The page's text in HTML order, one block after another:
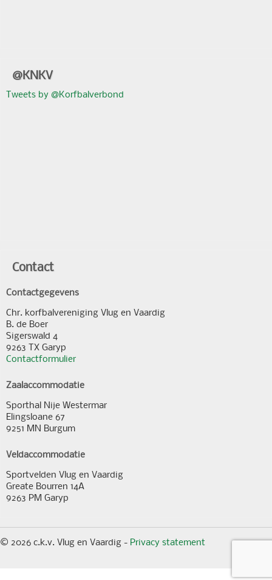
@KNKV
Tweets by @Korfbalverbond
Contact
Contactgegevens
Chr. korfbalvereniging Vlug en Vaardig
B. de Boer
Sigerswald 4
9263 TX Garyp
Contactformulier
Zaalaccommodatie
Sporthal Nije Westermar
Elingsloane 67
9251 MN Burgum
Veldaccommodatie
Sportvelden Vlug en Vaardig
Greate Bourren 14A
9263 PM Garyp
© 2026 c.k.v. Vlug en Vaardig - Privacy statement